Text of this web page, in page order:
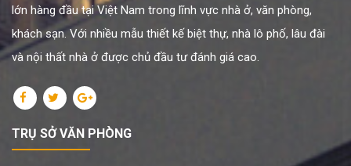
lớn hàng đầu tại Việt Nam trong lĩnh vực nhà ở, văn phòng,
khách sạn. Với nhiều mẫu thiết kế biệt thự, nhà lô phố, lâu đài
và nội thất nhà ở được chủ đầu tư đánh giá cao.
TRỤ SỞ VĂN PHÒNG